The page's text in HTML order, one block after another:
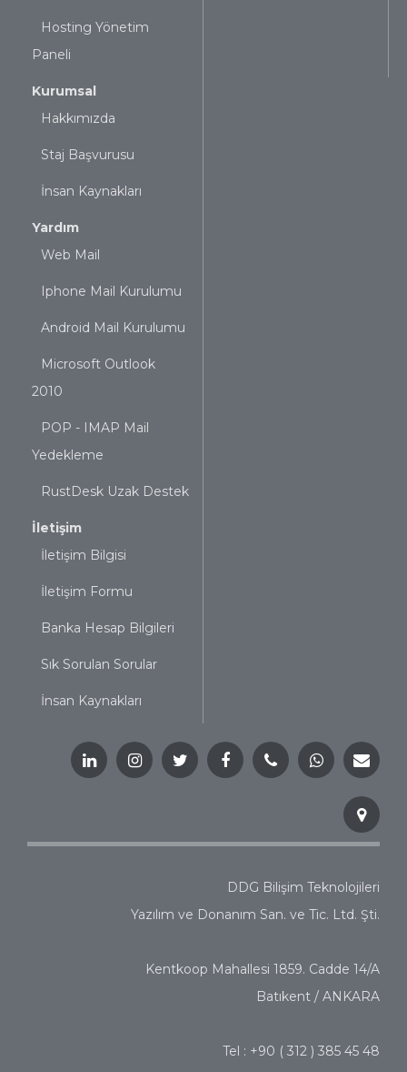
Hosting Yönetim
Paneli
Kurumsal
Hakkımızda
Staj Başvurusu
İnsan Kaynakları
Yardım
Web Mail
Iphone Mail Kurulumu
Android Mail Kurulumu
Microsoft Outlook
2010
POP - IMAP Mail
Yedekleme
RustDesk Uzak Destek
İletişim
İletişim Bilgisi
İletişim Formu
Banka Hesap Bilgileri
Sık Sorulan Sorular
İnsan Kaynakları
DDG Bilişim Teknolojileri
Yazılım ve Donanım San. ve Tic. Ltd. Şti.
Kentkoop Mahallesi 1859. Cadde 14/A
Batıkent / ANKARA
Tel : +90 ( 312 ) 385 45 48